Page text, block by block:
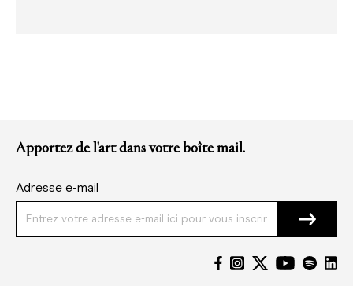
Apportez de l'art dans votre boîte mail.
Adresse e-mail